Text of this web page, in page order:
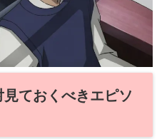
ておくべきエピソ